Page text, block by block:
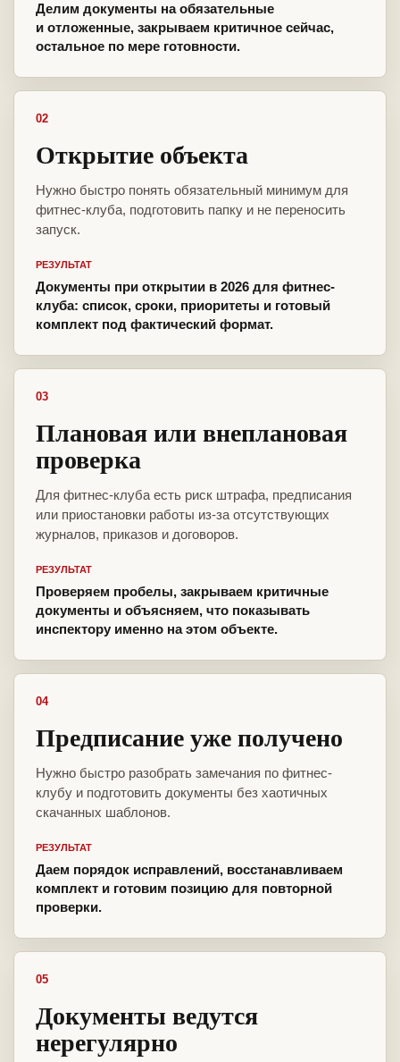
Делим документы на обязательные
и отложенные, закрываем критичное сейчас,
остальное по мере готовности.
02
Открытие объекта
Нужно быстро понять обязательный минимум для
фитнес-клуба, подготовить папку и не переносить
запуск.
РЕЗУЛЬТАТ
Документы при открытии в 2026 для фитнес-
клуба: список, сроки, приоритеты и готовый
комплект под фактический формат.
03
Плановая или внеплановая
проверка
Для фитнес-клуба есть риск штрафа, предписания
или приостановки работы из-за отсутствующих
журналов, приказов и договоров.
РЕЗУЛЬТАТ
Проверяем пробелы, закрываем критичные
документы и объясняем, что показывать
инспектору именно на этом объекте.
04
Предписание уже получено
Нужно быстро разобрать замечания по фитнес-
клубу и подготовить документы без хаотичных
скачанных шаблонов.
РЕЗУЛЬТАТ
Даем порядок исправлений, восстанавливаем
комплект и готовим позицию для повторной
проверки.
05
Документы ведутся
нерегулярно